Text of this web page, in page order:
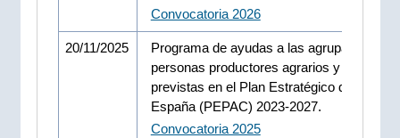
Convocatoria 2026
20/11/2025
Programa de ayudas a las agrupaciones
personas productores agrarios y forestales
previstas en el Plan Estratégico de la PAC
España (PEPAC) 2023-2027.
Convocatoria 2025